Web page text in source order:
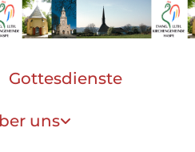
Gottesdienste
uns